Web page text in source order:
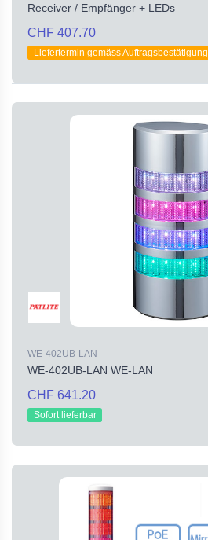
Receiver / Empfänger + LEDs
CHF 407.70
Liefertermin gemäss Auftragsbestätigung
WE-402UB-LAN
WE-402UB-LAN WE-LAN
CHF 641.20
Sofort lieferbar